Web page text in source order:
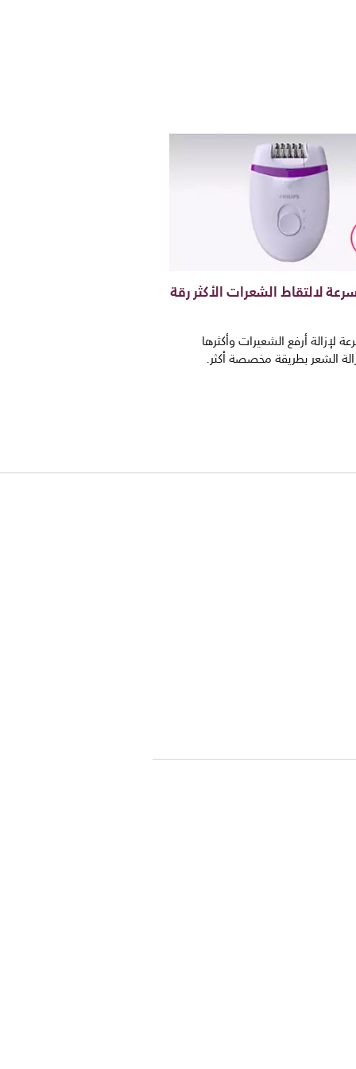
لالتقاط الشعرات الأكثر رقة
لإزالة أرفع الشعيرات وأكثرها
الشعر بطريقة مخصصة أكثر.